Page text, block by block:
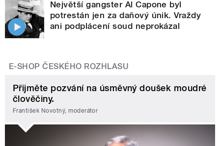
Největší gangster Al Capone byl
potrestán jen za daňový únik. Vraždy
ani podplácení soud neprokázal
E-SHOP ČESKÉHO ROZHLASU
Přijměte pozvání na úsměvný doušek moudré
člověčiny.
František Novotný, moderátor